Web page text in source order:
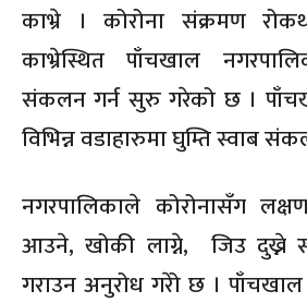
काभ्रे । कोरोना संक्रमण
काभ्रेस्थित पाँचखाल
संकलन गर्न सुरु गरेको छ ।
विभिन्न वडाहारुमा घुम्ति स्वाब
नगरपालिकाले कोरोनासँग
आउने, खोकी लाग्ने, जिउ दुख्ने
गराउन अनुरोध गरेो छ ।